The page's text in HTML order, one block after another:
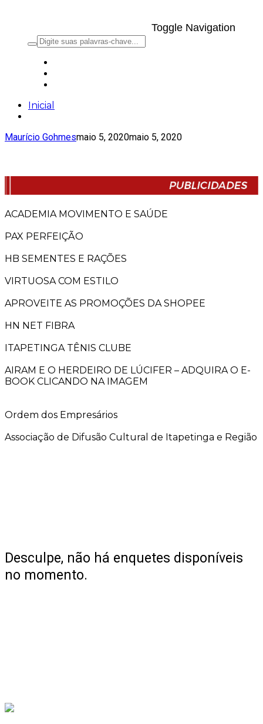
Toggle Navigation
Inicial
Maurício Gohmesmaio 5, 2020maio 5, 2020
ACADEMIA MOVIMENTO E SAÚDE
PAX PERFEIÇÃO
HB SEMENTES E RAÇÕES
VIRTUOSA COM ESTILO
APROVEITE AS PROMOÇÕES DA SHOPEE
HN NET FIBRA
ITAPETINGA TÊNIS CLUBE
AIRAM E O HERDEIRO DE LÚCIFER – ADQUIRA O E-
BOOK CLICANDO NA IMAGEM
Ordem dos Empresários
Associação de Difusão Cultural de Itapetinga e Região
Desculpe, não há enquetes disponíveis
no momento.